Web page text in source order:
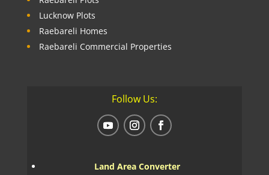
Lucknow Plots
Raebareli Homes
Raebareli Commercial Properties
Follow Us:
Land Area Converter